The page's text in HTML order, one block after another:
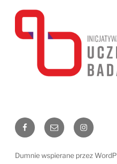
FacebookEmail Instagram
Dumnie wspierane przez